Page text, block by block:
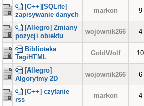
[C++][SQLite]
zapisywanie danych
markon 9
[Allegro] Zmiany
pozycji obiektu
wojownik266 4
Biblioteka
TagiHTML
GoldWolf 10
[Allegro]
Algorytmy 2D
wojownik266 6
[C++] czytanie
rss
markon 4